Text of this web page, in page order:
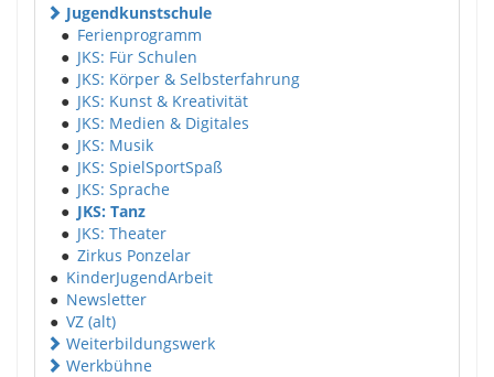
Jugendkunstschule
● Ferienprogramm
● JKS: Für Schulen
● JKS: Körper & Selbsterfahrung
● JKS: Kunst & Kreativität
● JKS: Medien & Digitales
● JKS: Musik
● JKS: SpielSportSpaß
● JKS: Sprache
● JKS: Tanz
● JKS: Theater
● Zirkus Ponzelar
● KinderJugendArbeit
● Newsletter
● VZ (alt)
Weiterbildungswerk
Werkbühne